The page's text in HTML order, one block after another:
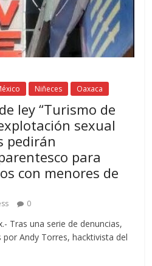
Niñeces Oaxaca
ley “Turismo de
sexual
pedirán
para
con menores de
0
Tras una serie de denuncias,
Andy Torres, hacktivista del